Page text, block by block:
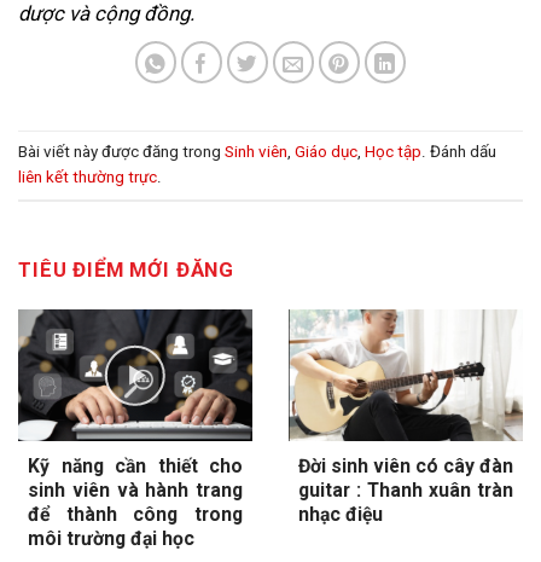
dược và cộng đồng.
Bài viết này được đăng trong Sinh viên, Giáo dục, Học tập. Đánh dấu
liên kết thường trực.
TIÊU ĐIỂM MỚI ĐĂNG
Kỹ năng cần thiết cho
sinh viên và hành trang
để thành công trong
môi trường đại học
Đời sinh viên có cây đàn
guitar : Thanh xuân tràn
nhạc điệu